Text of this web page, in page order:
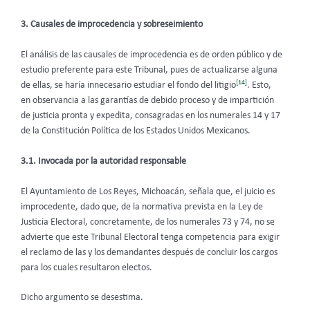
3. Causales de improcedencia y sobreseimiento
El análisis de las causales de improcedencia es de orden público y de
estudio preferente para este Tribunal, pues de actualizarse alguna
de ellas, se haría innecesario estudiar el fondo del litigio[14]. Esto,
en observancia a las garantías de debido proceso y de impartición
de justicia pronta y expedita, consagradas en los numerales 14 y 17
de la Constitución Política de los Estados Unidos Mexicanos.
3.1. Invocada por la autoridad responsable
El Ayuntamiento de Los Reyes, Michoacán, señala que, el juicio es
improcedente, dado que, de la normativa prevista en la Ley de
Justicia Electoral, concretamente, de los numerales 73 y 74, no se
advierte que este Tribunal Electoral tenga competencia para exigir
el reclamo de las y los demandantes después de concluir los cargos
para los cuales resultaron electos.
Dicho argumento se desestima.